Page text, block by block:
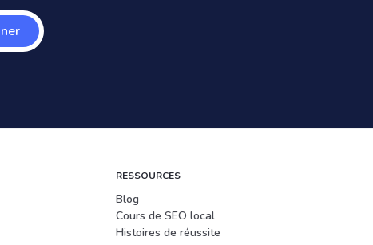
RESSOURCES
Blog
Cours de SEO local
Histoires de réussite